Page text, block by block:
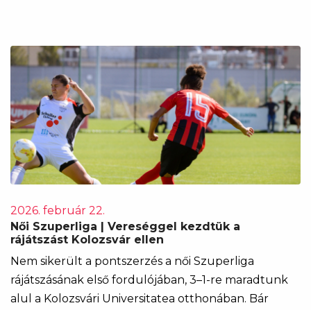
2026. február 22.
Női Szuperliga | Vereséggel kezdtük a
rájátszást Kolozsvár ellen
Nem sikerült a pontszerzés a női Szuperliga
rájátszásának első fordulójában, 3–1-re maradtunk
alul a Kolozsvári Universitatea otthonában. Bár